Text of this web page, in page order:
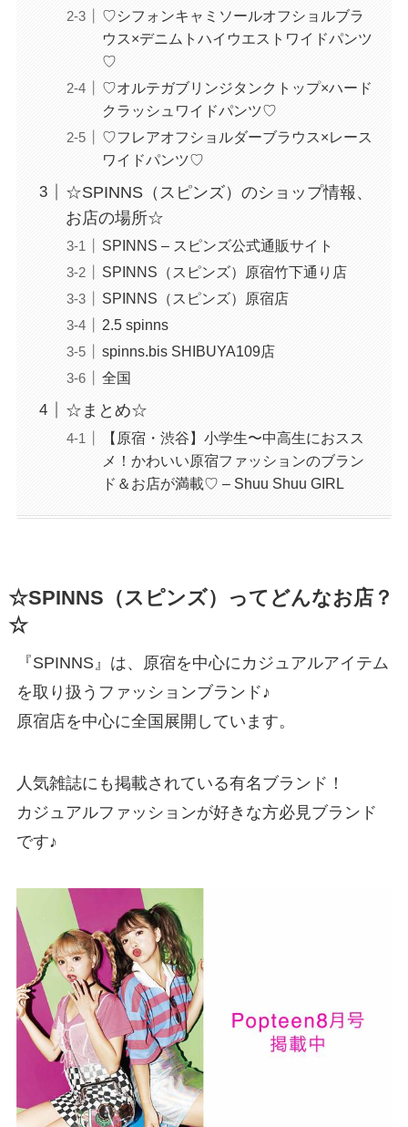
♡シフォンキャミソールオフショルブラ
ウス×デニムトハイウエストワイドパンツ
♡
♡オルテガブリンジタンクトップ×ハード
クラッシュワイドパンツ♡
♡フレアオフショルダーブラウス×レース
ワイドパンツ♡
☆SPINNS（スピンズ）のショップ情報、
お店の場所☆
SPINNS – スピンズ公式通販サイト
SPINNS（スピンズ）原宿竹下通り店
SPINNS（スピンズ）原宿店
2.5 spinns
spinns.bis SHIBUYA109店
全国
☆まとめ☆
【原宿・渋谷】小学生〜中高生におスス
メ！かわいい原宿ファッションのブラン
ド＆お店が満載♡ – Shuu Shuu GIRL
☆SPINNS（スピンズ）ってどんなお店？
☆
『SPINNS』は、原宿を中心にカジュアルアイテム
を取り扱うファッションブランド♪
原宿店を中心に全国展開しています。
人気雑誌にも掲載されている有名ブランド！
カジュアルファッションが好きな方必見ブランド
です♪